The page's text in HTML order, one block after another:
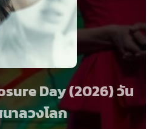
Day (2026) วัน
าลวงโลก